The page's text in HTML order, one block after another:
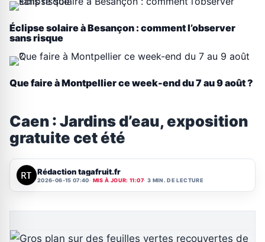
Éclipse solaire à Besançon : comment l’observer
sans risque
Que faire à Montpellier ce week-end du 7 au 9 août ?
Caen : Jardins d’eau, exposition
gratuite cet été
Rédaction tagafruit.fr
2026-06-15 07:40 MIS À JOUR: 11:07 3 MIN. DE LECTURE